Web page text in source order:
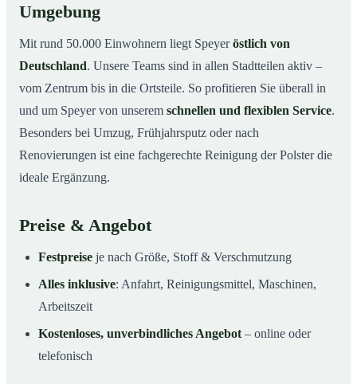
Umgebung
Mit rund 50.000 Einwohnern liegt Speyeröstlich von
Deutschland. Unsere Teams sind in allen Stadtteilen aktiv –
vom Zentrum bis in die Ortsteile. So profitieren Sie überall in
und um Speyer von unserem schnellen und flexiblen Service.
Besonders bei Umzug, Frühjahrsputz oder nach
Renovierungen ist eine fachgerechte Reinigung der Polster die
ideale Ergänzung.
Preise & Angebot
Festpreise je nach Größe, Stoff & Verschmutzung
Alles inklusive: Anfahrt, Reinigungsmittel, Maschinen,
Arbeitszeit
Kostenloses, unverbindliches Angebot – online oder
telefonisch